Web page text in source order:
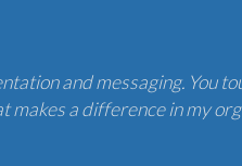
and messaging. You
makes a difference in my